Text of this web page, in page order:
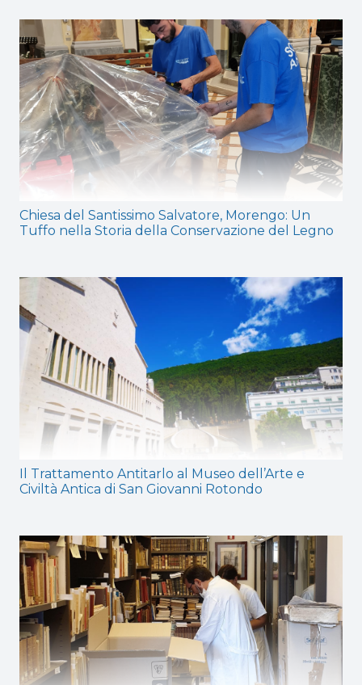
Chiesa del Santissimo Salvatore, Morengo: Un
Tuffo nella Storia della Conservazione del Legno
Il Trattamento Antitarlo al Museo dell’Arte e
Civiltà Antica di San Giovanni Rotondo